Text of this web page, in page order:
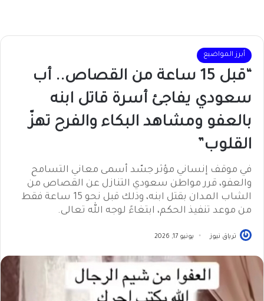
أبرز المواضيع
“قبل 15 ساعة من القصاص.. أب
سعودي يفاجئ أسرة قاتل ابنه
بالعفو ومشاهد البكاء والفرح تهزّ
القلوب”
في موقف إنساني مؤثر جسّد أسمى معاني التسامح
والعفو، قرر مواطن سعودي التنازل عن القصاص من
الشاب المدان بقتل ابنه، وذلك قبل نحو 15 ساعة فقط
من موعد تنفيذ الحكم، ابتغاءً لوجه الله تعالى.
ترياق نيوز يونيو 17, 2026